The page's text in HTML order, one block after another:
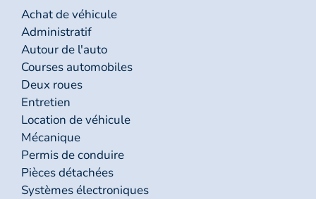
Achat de véhicule
Administratif
Autour de l'auto
Courses automobiles
Deux roues
Entretien
Location de véhicule
Mécanique
Permis de conduire
Pièces détachées
Systèmes électroniques